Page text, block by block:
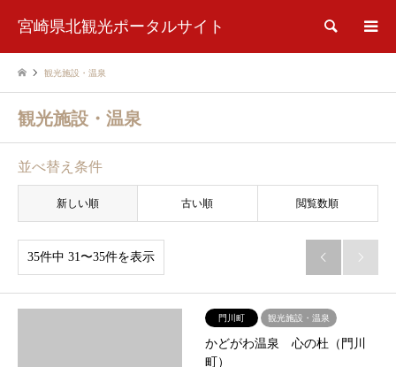
宮崎県北観光ポータルサイト 検索
観光施設・温泉
観光施設・温泉
並べ替え条件
新しい順 古い順 閲覧数順
35件中 31〜35件を表示  
門川町 観光施設・温泉
かどがわ温泉 心の杜（門川
町）